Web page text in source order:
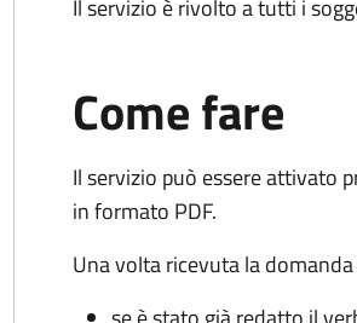
Il servizio è rivolto a tutti i
Come fare
Il servizio può essere attivato
in formato PDF.
Una volta ricevuta la